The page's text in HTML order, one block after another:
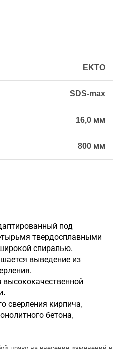
EKTO
SDS-max
16,0 мм
800 мм
под
твердосплавными
спиралью,
выведение из
высококачественной
сверления кирпича,
бетона,